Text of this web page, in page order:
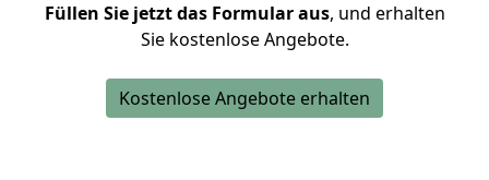
Füllen Sie jetzt das Formular aus, und erhalten
Sie kostenlose Angebote.
Kostenlose Angebote erhalten